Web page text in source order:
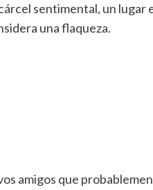
sentimental, un lugar
una flaqueza.
amigos que